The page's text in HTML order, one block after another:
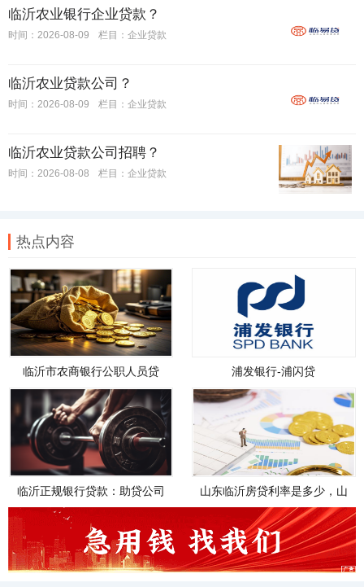
临沂农业银行企业贷款？
时间：2026-08-09 栏目： 企业贷款
临沂农业贷款公司？
时间：2026-08-09 栏目： 企业贷款
临沂农业贷款公司招聘？
时间：2026-08-08 栏目： 企业贷款
热点内容
临沂市农商银行公职人员贷
款，临沂市农商银行公职人员
贷款政策
浦发银行-浦闪贷
临沂正规银行贷款：助贷公司
如何帮您轻松解决资金需求
山东临沂房贷利率是多少，山
东临沂房贷利率是多少钱